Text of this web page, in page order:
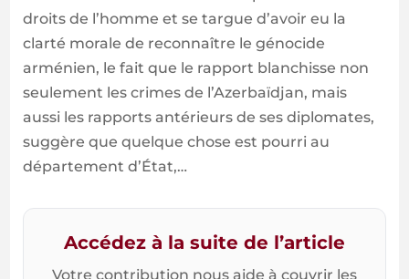
droits de l’homme et se targue d’avoir eu la
clarté morale de reconnaître le génocide
arménien, le fait que le rapport blanchisse non
seulement les crimes de l’Azerbaïdjan, mais
aussi les rapports antérieurs de ses diplomates,
suggère que quelque chose est pourri au
département d’État,…
Accédez à la suite de l’article
Votre contribution nous aide à couvrir les